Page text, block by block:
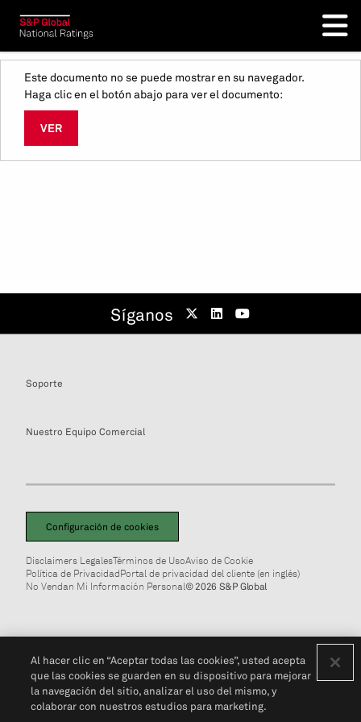
Este documento no se puede mostrar en su navegador.
Haga clic en el botón abajo para ver el documento:
VER
Síganos
Soporte
Nuestro Equipo Comercial
Configuración de cookies
Disclaimers LegalesTérminos de UsoAviso de Cookie
Política de PrivacidadPortal de privacidad del cliente (en inglés)
No Vendan Mi Información Personal© 2026 S&P Global
Al hacer clic en “Aceptar todas las cookies”, usted acepta
que las cookies se guarden en su dispositivo para mejorar
la navegación del sitio, analizar el uso del mismo, y
colaborar con nuestros estudios para marketing.